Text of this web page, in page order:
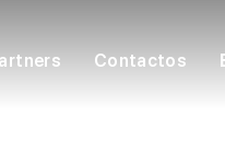
Contactos